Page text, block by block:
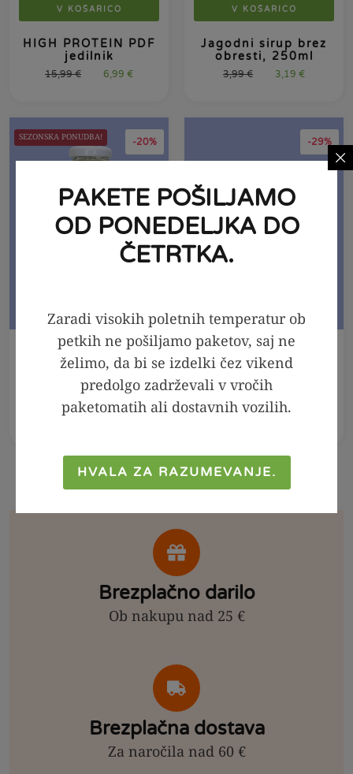
V KOŠARICO
HIGH PROTEIN PDF
jedilnik
15,99€ 6,99 €
V KOŠARICO
Jagodni sirup brez
obresti, 250ml
3,99€ 3,19 €
-20%
SEZONSKA PONUDBA!
Meta - melisa sirup,
250ml
2,99
-29%
Arašidov namaz 100
% - Crunchy, 300g
Brezplačno darilo
Ob nakupu nad 25 €
Brezplačna dostava
Za naročila nad 60 €
PAKETE POŠILJAMO
OD PONEDELJKA DO
ČETRTKA.
Zaradi visokih poletnih temperatur ob
petkih ne pošiljamo paketov, saj ne
želimo, da bi se izdelki čez vikend
predolgo zadrževali v vročih
paketomatih ali dostavnih vozilih.
HVALA ZA RAZUMEVANJE.